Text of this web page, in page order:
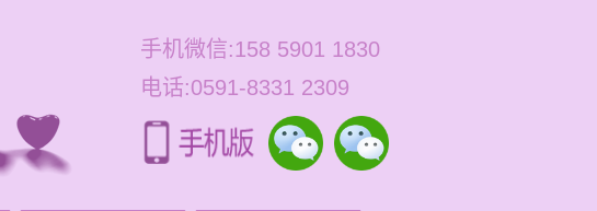
手机微信:158 5901 1830
电话:0591-8331 2309